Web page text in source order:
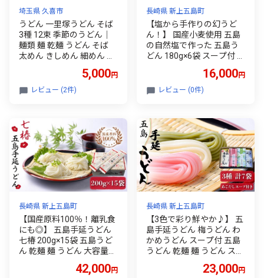
埼玉県 久喜市
うどん 一里塚うどん そば
3種 12束 季節のうどん｜
麺類 麺 乾麺 うどん そば
太めん きしめん 細めん 冷
比べ 美味しい おいしい コ
シ 矢島製麺 老舗 食品 物価
久喜市
5,000円
レビュー (2件)
長崎県 新上五島町
【塩から手作りの幻うど
ん！】 国産小麦使用 五島
の自然塩で作った 五島う
どん 180g×6袋 スープ付 乾
類 あご あごだし だし スー
プ スピード発送 最短発送
16,000円
レビュー (0件)
長崎県 新上五島町
【国産原料100％！離乳食
にも◎】 五島手延うどん
七椿 200g×15袋 五島うど
ん 乾麺 麺 うどん 大容量
【マルマス】 [RAX008]
42,000円
長崎県 新上五島町
【3色で彩り鮮やか♪】 五
島手延うどん 梅うどん わ
かめうどん スープ付 五島
うどん 乾麺 麺 うどん スピ
マス】 [RAX006]23,000円